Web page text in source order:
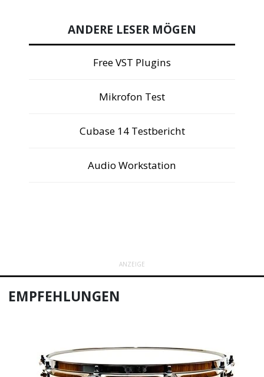
ANDERE LESER MÖGEN
Free VST Plugins
Mikrofon Test
Cubase 14 Testbericht
Audio Workstation
ANZEIGE
EMPFEHLUNGEN